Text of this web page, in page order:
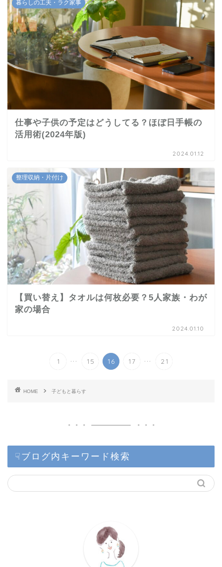
暮らしの工夫・ラク家事
仕事や子供の予定はどうしてる？ほぼ日手帳の
活用術(2024年版)
2024.01.12
整理収納・片付け
【買い替え】タオルは何枚必要？5人家族・わが
家の場合
2024.01.10
1 ... 15 16 17 ... 21
HOME 子どもと暮らす
☟ブログ内キーワード検索